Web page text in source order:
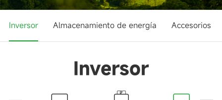
Inversor Almacenamiento de energía Accesorios
Inversor